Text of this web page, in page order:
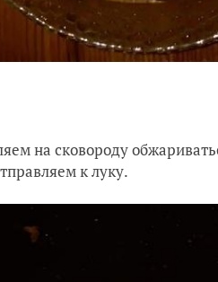
на сковороду
к луку.